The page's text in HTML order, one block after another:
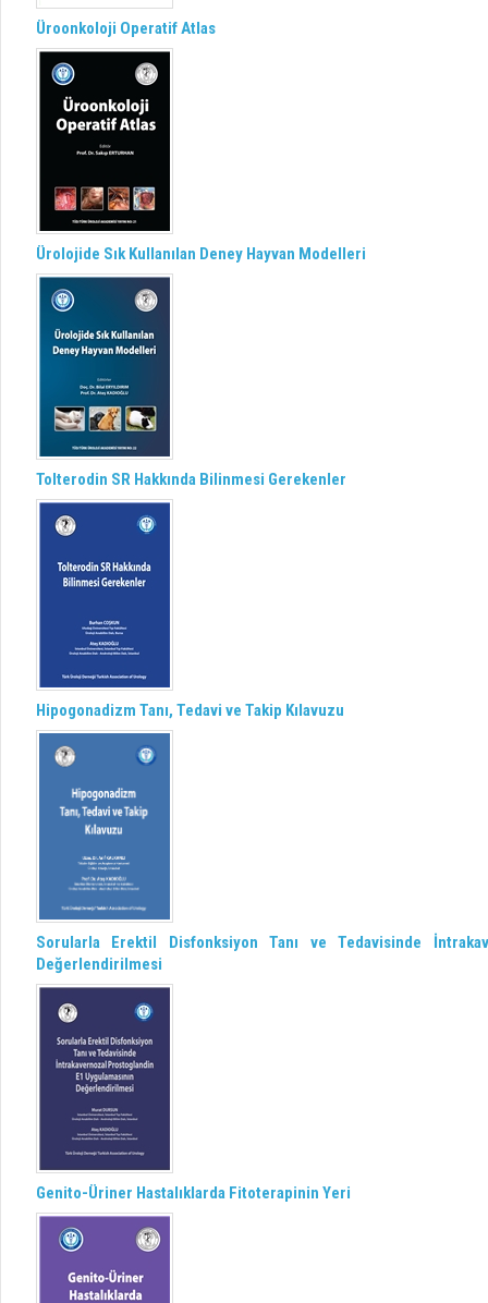
Üroonkoloji Operatif Atlas
Ürolojide Sık Kullanılan Deney Hayvan Modelleri
Tolterodin SR Hakkında Bilinmesi Gerekenler
Hipogonadizm Tanı, Tedavi ve Takip Kılavuzu
Sorularla Erektil Disfonksiyon Tanı ve Tedavisinde
Değerlendirilmesi
Genito-Üriner Hastalıklarda Fitoterapinin Yeri